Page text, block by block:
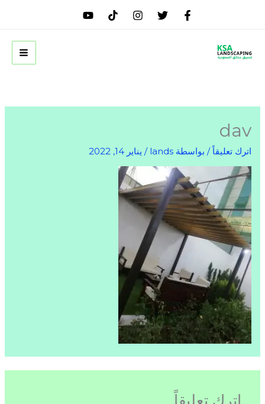
dav
اترك تعليقاً / بواسطة lands
/ يناير 14, 2022
اترك تعليقاً